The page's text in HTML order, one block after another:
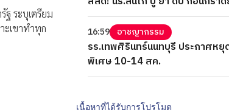
ระบุเตรียม
ะเขาทำทุก
16:59 อาชญากรรม
รร.เทพศิรินทร์นนทบุรี ประกาศห
พิเศษ 10-14 สค.